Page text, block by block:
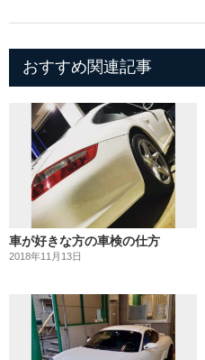
おすすめ関連記事
車が好きな方の車検の仕方
2018年11月13日